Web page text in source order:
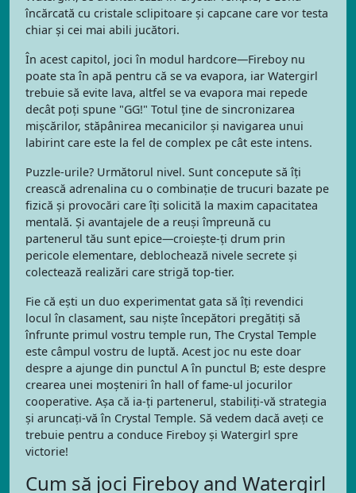
încărcată cu cristale sclipitoare și capcane care vor testa
chiar și cei mai abili jucători.
În acest capitol, joci în modul hardcore—Fireboy nu
poate sta în apă pentru că se va evapora, iar Watergirl
trebuie să evite lava, altfel se va evapora mai repede
decât poți spune "GG!" Totul ține de sincronizarea
mișcărilor, stăpânirea mecanicilor și navigarea unui
labirint care este la fel de complex pe cât este intens.
Puzzle-urile? Următorul nivel. Sunt concepute să îți
crească adrenalina cu o combinație de trucuri bazate pe
fizică și provocări care îți solicită la maxim capacitatea
mentală. Și avantajele de a reuși împreună cu
partenerul tău sunt epice—croiește-ți drum prin
pericole elementare, deblochează nivele secrete și
colectează realizări care strigă top-tier.
Fie că ești un duo experimentat gata să îți revendici
locul în clasament, sau niște începători pregătiți să
înfrunte primul vostru temple run, The Crystal Temple
este câmpul vostru de luptă. Acest joc nu este doar
despre a ajunge din punctul A în punctul B; este despre
crearea unei moșteniri în hall of fame-ul jocurilor
cooperative. Așa că ia-ți partenerul, stabiliți-vă strategia
și aruncați-vă în Crystal Temple. Să vedem dacă aveți ce
trebuie pentru a conduce Fireboy și Watergirl spre
victorie!
Cum să joci Fireboy and Watergirl